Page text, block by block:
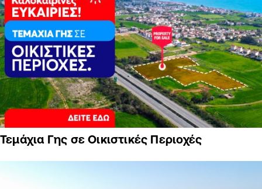
Τεμάχια Γης σε Οικιστικές Περιοχές